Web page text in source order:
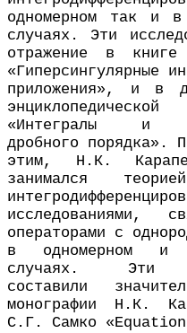
одномерном так и в
случаях. Эти
отражение в
«Гиперсингулярные
приложения», и в
«Интегралы и
дробного порядка».
этим, Н.К.
занимался
исследованиями,
операторами с
в одномерном и
случаях. Эти
составили
монографии Н.К.
С.Г. Самко